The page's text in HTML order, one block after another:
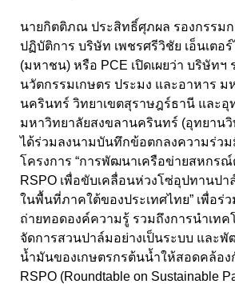
นายกิตติภณ ประสิทธิ์ศุภผล รองกรรมก
ปฏิบัติการ บริษัท เพชรศรีวิชัย เอ็นเตอ
(มหาชน) หรือ PCE เปิดเผยว่า บริษัท
นวัตกรรมเกษตร ประมง และอาหาร ม
นครินทร์ วิทยาเขตสุราษฎร์ธานี และอุ
มหาวิทยาลัยสงขลานครินทร์ (อุทยาน
ได้ร่วมลงนามบันทึกข้อตกลงความร่วม
โครงการ “การพัฒนาเครือข่ายสหกร
RSPO เพื่อขับเคลื่อนห่วงโซ่อุปทานป
ในพื้นที่ภาคใต้ของประเทศไทย” เพื่อร่ว
ถ่ายทอดองค์ความรู้ รวมถึงการนำเทค
จัดการสวนปาล์มอย่างเป็นระบบ และ
น้ำมันของเกษตรกรต้นน้ำให้สอดคล้อ
RSPO (Roundtable on Sustainable